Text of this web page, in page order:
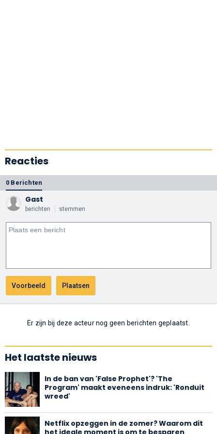
Reacties
0 Berichten
Gast
berichten stemmen
Er zijn bij deze acteur nog geen berichten geplaatst.
Het laatste nieuws
In de ban van 'False Prophet'? 'The
Program' maakt eveneens indruk: 'Ronduit
wreed'
Netflix opzeggen in de zomer? Waarom dit
het ideale moment is om te besparen